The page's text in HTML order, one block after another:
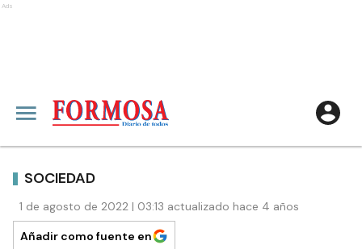
Ads
SOCIEDAD
1 de agosto de 2022 | 03:13 actualizado hace 4 años
Añadir como fuente en